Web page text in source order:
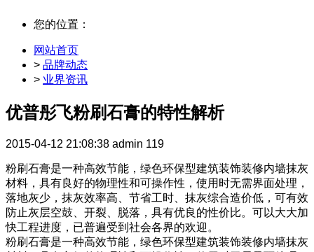
您的位置：
网站首页
> 品牌动态
> 业界资讯
优普彤飞粉刷石膏的特性解析
2015-04-12 21:08:38 admin 119
粉刷石膏是一种高效节能，绿色环保型建筑装饰装修内墙抹灰
材料，具有良好的物理性和可操作性，使用时无需界面处理，
落地灰少，抹灰效率高、节省工时、抹灰综合造价低，可有效
防止灰层空鼓、开裂、脱落，具有优良的性价比。可以大大加
快工程进度，已普遍受到社会各界的欢迎。
粉刷石膏是一种高效节能，绿色环保型建筑装饰装修内墙抹灰